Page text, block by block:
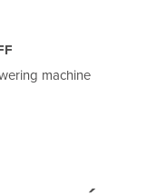
machine